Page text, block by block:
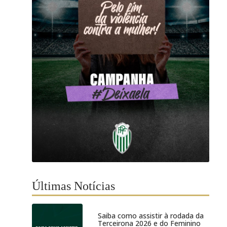
Últimas Notícias
Saiba como assistir à rodada da
Terceirona 2026 e do Feminino